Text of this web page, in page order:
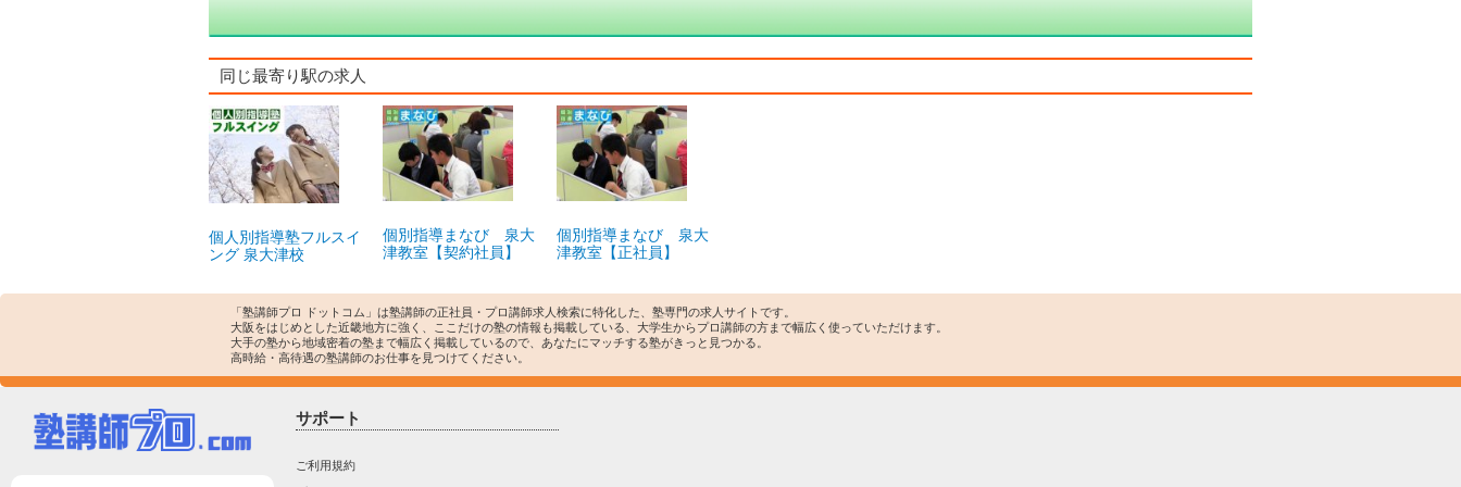
同じ最寄り駅の求人
個人別指導塾フルスイ
ング 泉大津校
個別指導まなび 泉大
津教室【契約社員】
個別指導まなび 泉大
津教室【正社員】
「塾講師プロ ドットコム」は塾講師の正社員・プロ講師求人検索に特化した、塾専門の求人サイトです。
大阪をはじめとした近畿地方に強く、ここだけの塾の情報も掲載している、大学生からプロ講師の方まで幅広く使っていただけます。
大手の塾から地域密着の塾まで幅広く掲載しているので、あなたにマッチする塾がきっと見つかる。
高時給・高待遇の塾講師のお仕事を見つけてください。
サポート
ご利用規約